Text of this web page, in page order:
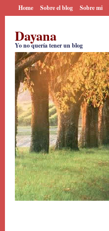
Home Sobre el blog Sobre mi
Dayana
Yo no quería tener un blog